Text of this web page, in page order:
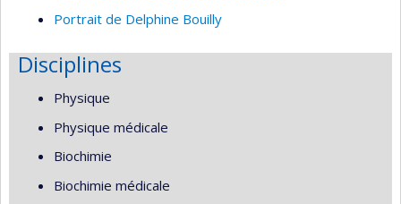
Portrait de Delphine Bouilly
Disciplines
Physique
Physique médicale
Biochimie
Biochimie médicale